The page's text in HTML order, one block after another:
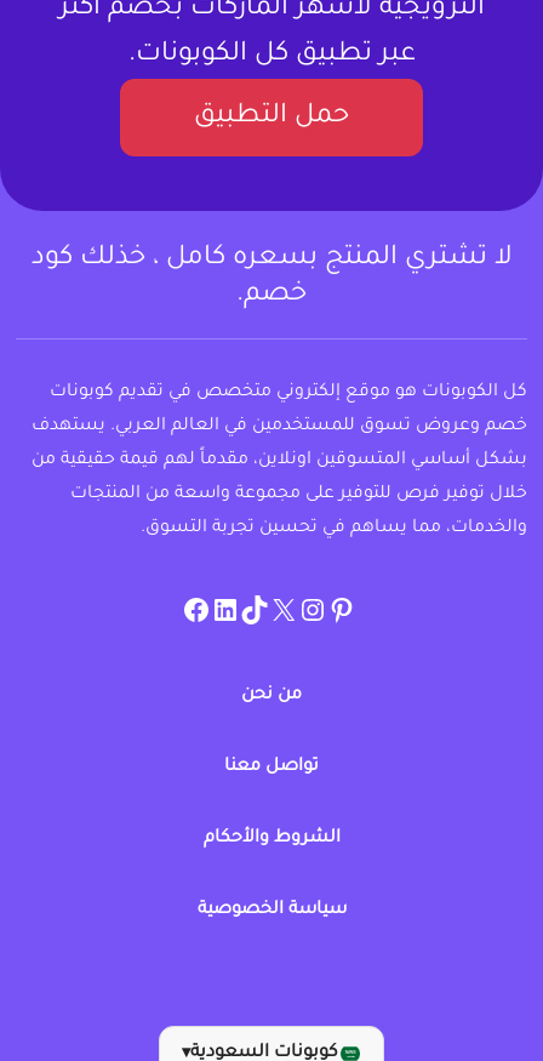
الترويجية لأشهر الماركات بخصم أكثر
عبر تطبيق كل الكوبونات.
حمل التطبيق
لا تشتري المنتج بسعره كامل ، خذلك كود
خصم.
كل الكوبونات هو موقع إلكتروني متخصص في تقديم كوبونات
خصم وعروض تسوق للمستخدمين في العالم العربي. يستهدف
بشكل أساسي المتسوقين اونلاين، مقدماً لهم قيمة حقيقية من
خلال توفير فرص للتوفير على مجموعة واسعة من المنتجات
والخدمات، مما يساهم في تحسين تجربة التسوق.
pinterest
allcouponat
twitter
TikTok
linkedin
facebook
من نحن
تواصل معنا
الشروط والأحكام
سياسة الخصوصية
كوبونات السعودية▾